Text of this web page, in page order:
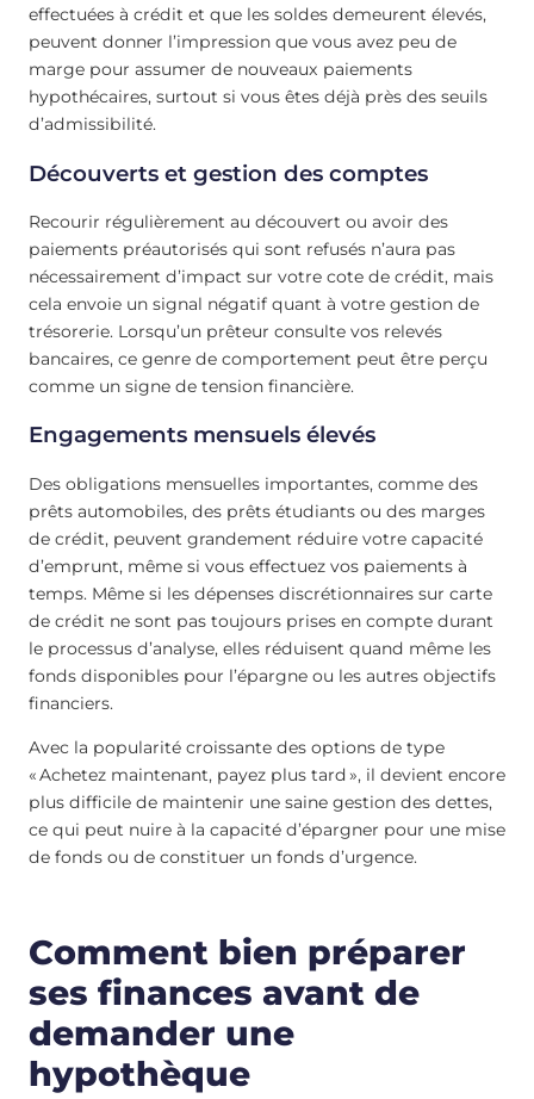
effectuées à crédit et que les soldes demeurent élevés,
peuvent donner l’impression que vous avez peu de
marge pour assumer de nouveaux paiements
hypothécaires, surtout si vous êtes déjà près des seuils
d’admissibilité.
Découverts et gestion des comptes
Recourir régulièrement au découvert ou avoir des
paiements préautorisés qui sont refusés n’aura pas
nécessairement d’impact sur votre cote de crédit, mais
cela envoie un signal négatif quant à votre gestion de
trésorerie. Lorsqu’un prêteur consulte vos relevés
bancaires, ce genre de comportement peut être perçu
comme un signe de tension financière.
Engagements mensuels élevés
Des obligations mensuelles importantes, comme des
prêts automobiles, des prêts étudiants ou des marges
de crédit, peuvent grandement réduire votre capacité
d’emprunt, même si vous effectuez vos paiements à
temps. Même si les dépenses discrétionnaires sur carte
de crédit ne sont pas toujours prises en compte durant
le processus d’analyse, elles réduisent quand même les
fonds disponibles pour l’épargne ou les autres objectifs
financiers.
Avec la popularité croissante des options de type
« Achetez maintenant, payez plus tard », il devient encore
plus difficile de maintenir une saine gestion des dettes,
ce qui peut nuire à la capacité d’épargner pour une mise
de fonds ou de constituer un fonds d’urgence.
Comment bien préparer
ses finances avant de
demander une
hypothèque